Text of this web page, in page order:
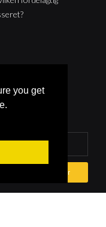
you get
news,
Vi bruger ikke
Abonnér